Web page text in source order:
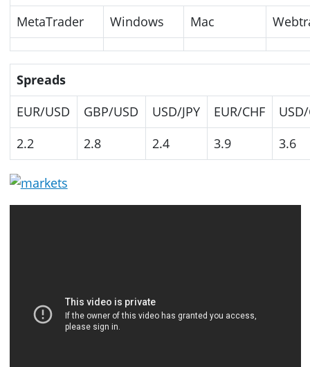
MetaTrader
Windows Mac
Spreads
EUR/USD
GBP/USD USD/JPY EUR/CHF
2.2
2.8 2.4 3.9 3.6